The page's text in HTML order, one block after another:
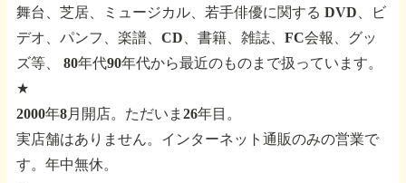
舞台、芝居、ミュージカル、若手俳優に関する DVD、ビ
デオ、パンフ、楽譜、CD、書籍、雑誌、FC会報、グッ
ズ等、
80年代90年代から最近のものまで扱っています。
★
2000年8月開店。ただいま26年目。
実店舗はありません。インターネット通販のみの営業で
す。年中無休。